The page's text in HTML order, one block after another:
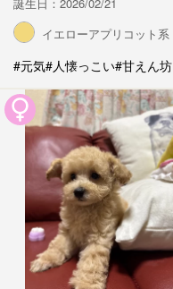
イエローアプリコット系
#元気#人懐っこい#甘えん坊